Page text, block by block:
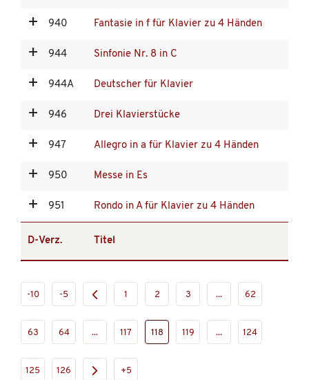
940 Fantasie in f für Klavier zu 4 Händen
944 Sinfonie Nr. 8 in C
944A Deutscher für Klavier
946 Drei Klavierstücke
947 Allegro in a für Klavier zu 4 Händen
950 Messe in Es
951 Rondo in A für Klavier zu 4 Händen
D-Verz. Titel
-10 -5 1 2 3 ... 62
63 64 ... 117 118 119 ... 124
125 126 +5